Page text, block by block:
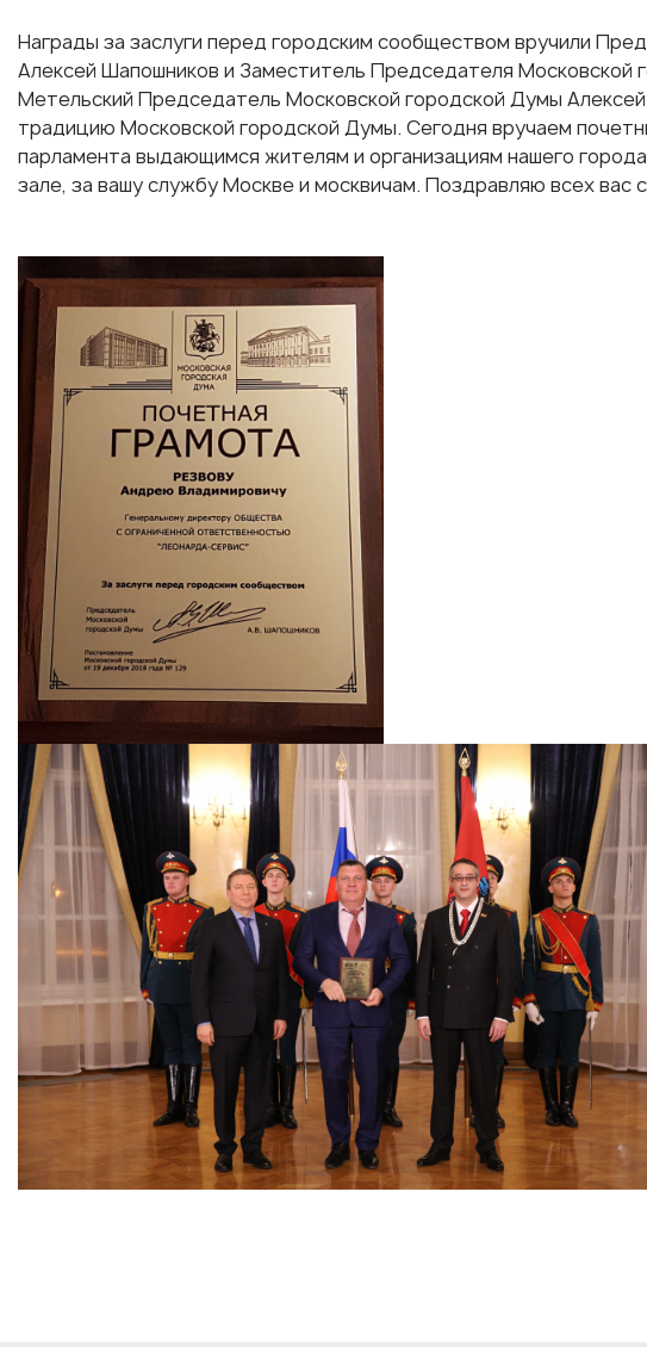
Награды за заслуги перед городским сообществом вручили
Алексей Шапошников и Заместитель Председателя Московской
Метельский Председатель Московской городской Думы
традицию Московской городской Думы. Сегодня вручаем
парламента выдающимся жителям и организациям нашего
зале, за вашу службу Москве и москвичам. Поздравляю всех вас